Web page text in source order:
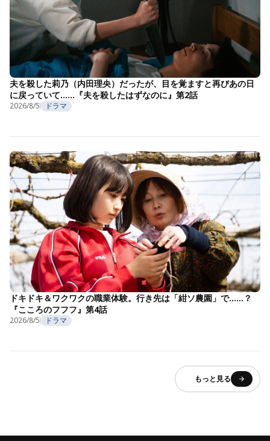
夫を殺した莉乃（内田理央）だったが、目を覚ますと再びあの日
に戻っていて……『夫を殺したはずなのに』第2話
2026/8/5 ドラマ
ドキドキ＆ワクワクの職業体験。行き先は「紺ソ農園」で……？
『こころのフフフ』第4話
2026/8/5 ドラマ
もっと見る